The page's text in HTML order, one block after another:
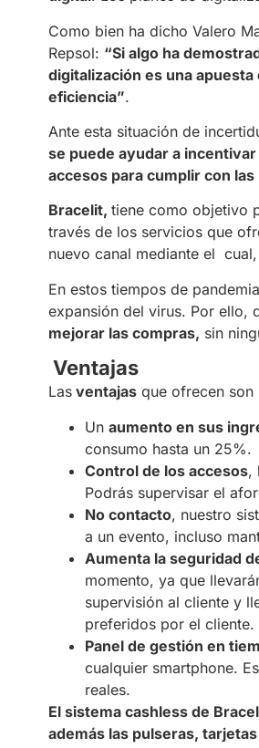
Como bien ha dicho Valero
Repsol: “Si algo ha
digitalización es una
eficiencia”.
Ante esta situación de
se puede ayudar a
accesos para cumplir con las
Bracelit, tiene como objetivo
través de los servicios que
nuevo canal mediante el
En estos tiempos de
expansión del virus. Por ello,
mejorar las compras, sin
Ventajas
Lasventajasque ofrecen son
Un aumento en sus
consumo hasta un 25%.
Control de los accesos,
Podrás supervisar el
No contacto, nuestro
a un evento, incluso
Aumenta la seguridad
momento, ya que
supervisión al cliente y
preferidos por el cliente.
Panel de gestión en
cualquier smartphone.
reales.
El sistema cashless de
además las pulseras,